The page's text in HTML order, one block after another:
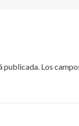
publicada. Los